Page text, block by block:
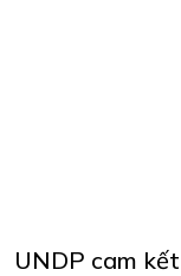
UNDP cam